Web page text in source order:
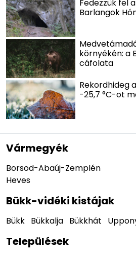
Fedezzük fel
Barlangok
környékén: a
cáfolata
Rekordhideg
-25,7 °C-ot
Vármegyék
Borsod-Abaúj-Zemplén
Heves
Bükk-vidéki kistájak
Bükk Bükkalja Bükkhát
Települések